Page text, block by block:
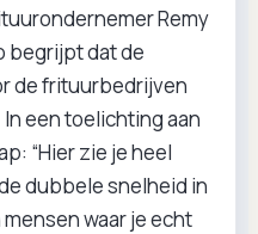
Remy
begrijpt dat de
de frituurbedrijven
In een toelichting aan
“Hier zie je heel
dubbele snelheid in
waar je echt